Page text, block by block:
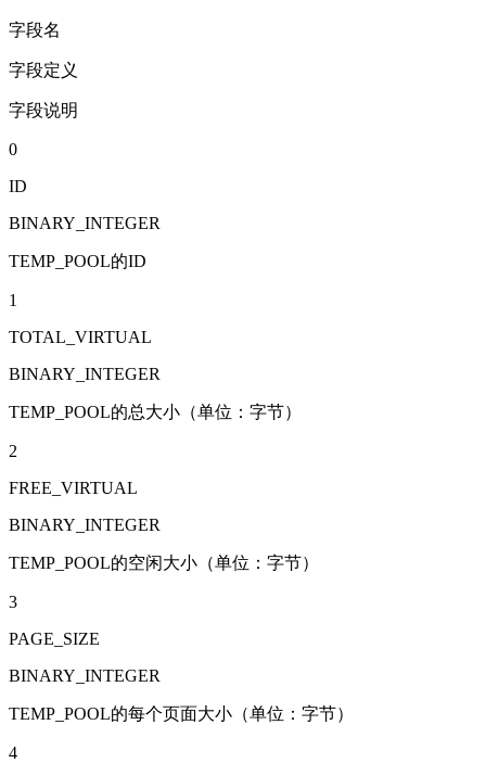
字段名
字段定义
字段说明
0
ID
BINARY_INTEGER
TEMP_POOL的ID
1
TOTAL_VIRTUAL
BINARY_INTEGER
TEMP_POOL的总大小（单位：字节）
2
FREE_VIRTUAL
BINARY_INTEGER
TEMP_POOL的空闲大小（单位：字节）
3
PAGE_SIZE
BINARY_INTEGER
TEMP_POOL的每个页面大小（单位：字节）
4